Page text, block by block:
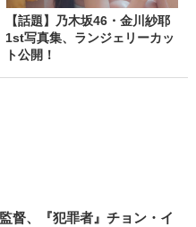
【話題】乃木坂46・金川紗耶
1st写真集、ランジェリーカッ
ト公開！
督、『犯罪者』チョン・イ